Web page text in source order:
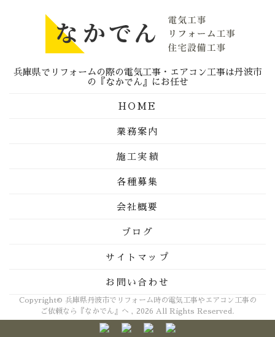
兵庫県でリフォームの際の電気工事・エアコン工事は丹波市
の『なかでん』にお任せ
HOME
業務案内
施工実績
各種募集
会社概要
ブログ
サイトマップ
お問い合わせ
Copyright© 兵庫県丹波市でリフォーム時の電気工事やエアコン工事の
ご依頼なら『なかでん』へ , 2026 All Rights Reserved.